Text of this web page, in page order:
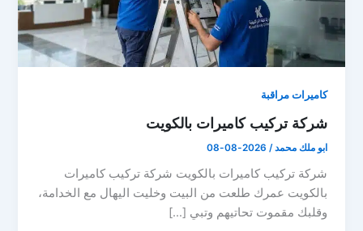
كاميرات مراقبة
شركة تركيب كاميرات بالكويت
ابو ملك محمد/
2026-08-08
شركة تركيب كاميرات بالكويت شركة تركيب كاميرات
بالكويت عمرك طلعت من البيت وخليت اليهال مع الخدامة،
وقلبك مقموت تحاتيهم وتبي […]